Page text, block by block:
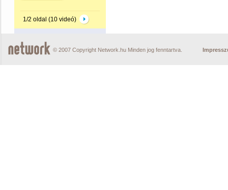
1/2 oldal (10 videó)
© 2007 Copyright Network.hu Minden jog fenntartva.